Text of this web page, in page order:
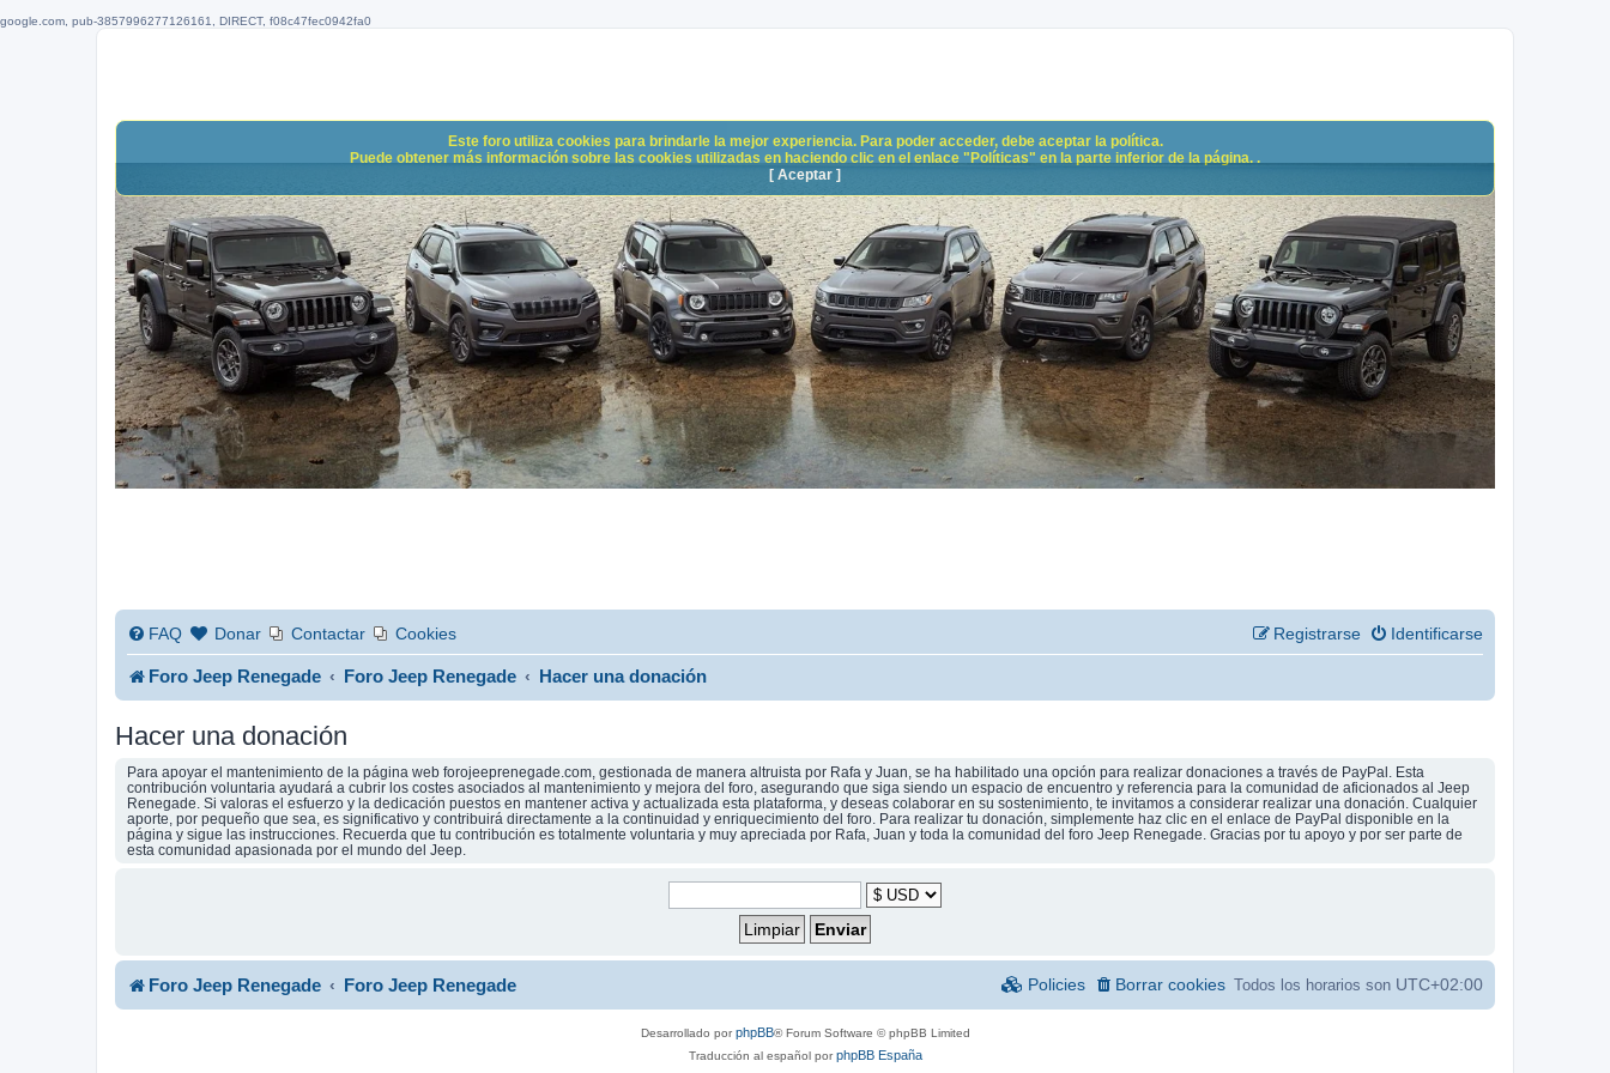
google.com, pub-3857996277126161, DIRECT, f08c47fec0942fa0
FAQ Donar Contactar Cookies Identificarse
Registrarse
Foro Jeep Renegade Foro Jeep Renegade Hacer una donación
Hacer una donación
Para apoyar el mantenimiento de la página web forojeeprenegade.com, gestionada de manera altruista por Rafa y Juan, se ha habilitado una opción para realizar donaciones a través de PayPal. Esta
contribución voluntaria ayudará a cubrir los costes asociados al mantenimiento y mejora del foro, asegurando que siga siendo un espacio de encuentro y referencia para la comunidad de aficionados al Jeep
Renegade. Si valoras el esfuerzo y la dedicación puestos en mantener activa y actualizada esta plataforma, y deseas colaborar en su sostenimiento, te invitamos a considerar realizar una donación. Cualquier
aporte, por pequeño que sea, es significativo y contribuirá directamente a la continuidad y enriquecimiento del foro. Para realizar tu donación, simplemente haz clic en el enlace de PayPal disponible en la
página y sigue las instrucciones. Recuerda que tu contribución es totalmente voluntaria y muy apreciada por Rafa, Juan y toda la comunidad del foro Jeep Renegade. Gracias por tu apoyo y por ser parte de
esta comunidad apasionada por el mundo del Jeep.
Este foro utiliza cookies para brindarle la mejor experiencia. Para poder acceder, debe aceptar la política.
Puede obtener más información sobre las cookies utilizadas en haciendo clic en el enlace "Políticas" en la parte inferior de la página. .
[ Aceptar ]
Foro Jeep Renegade Foro Jeep Renegade Todos los horarios son UTC+02:00
Borrar cookies
Policies
Desarrollado porphpBB® Forum Software © phpBB Limited
Traducción al español porphpBB España